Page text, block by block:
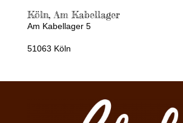
Köln, Am Kabellager
Am Kabellager 5
51063 Köln